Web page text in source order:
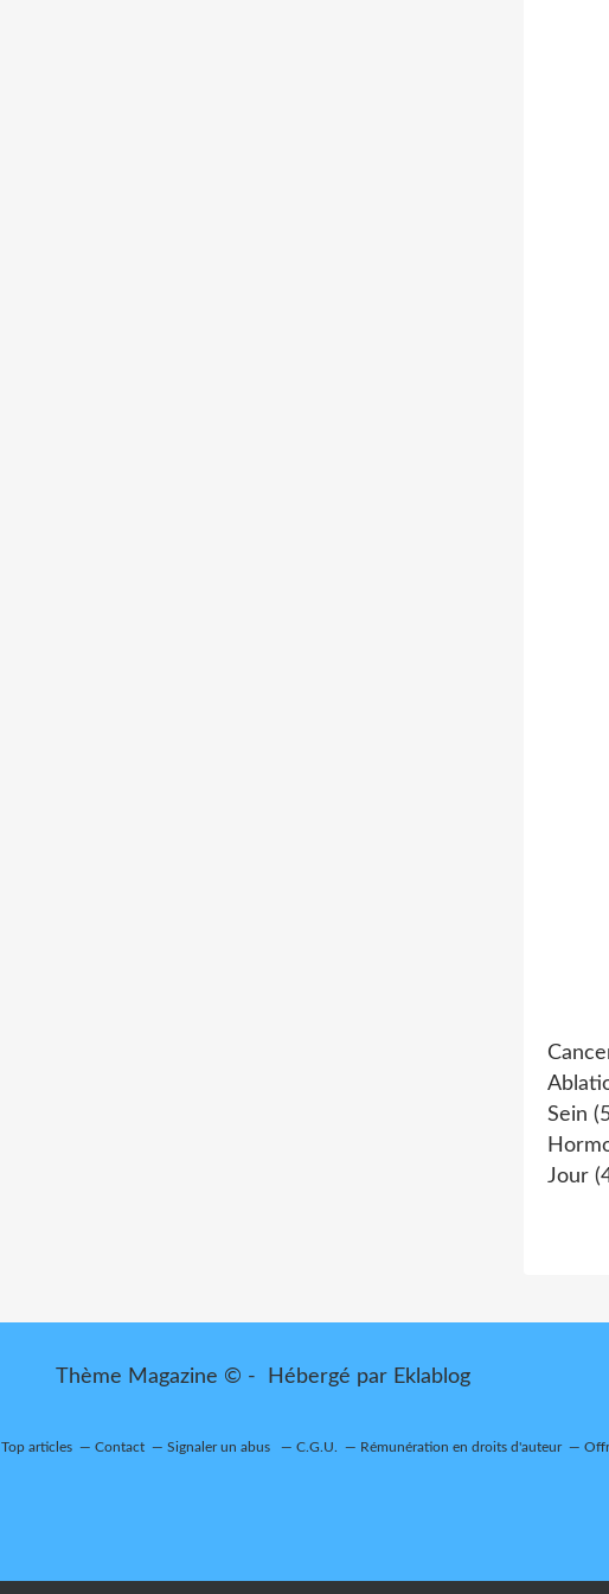
Sein
Jour
Thème Magazine © - Hébergé par Eklablog
Top articles Contact Signaler un abus C.G.U. Rémunération en droits d'auteur